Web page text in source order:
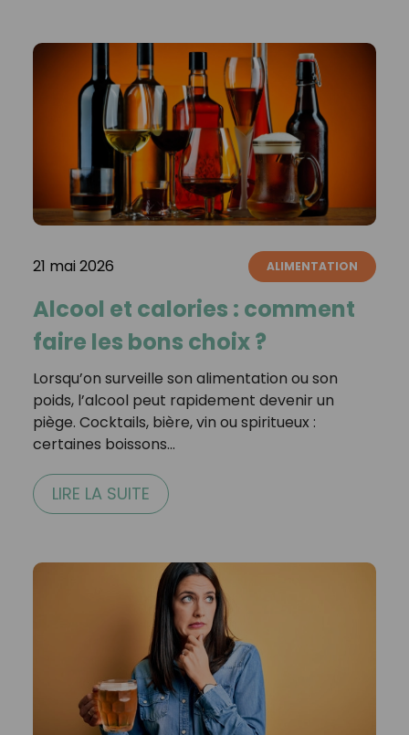
21 mai 2026 ALIMENTATION
Alcool et calories : comment
faire les bons choix ?
Lorsqu’on surveille son alimentation ou son
poids, l’alcool peut rapidement devenir un
piège. Cocktails, bière, vin ou spiritueux :
certaines boissons…
LIRE LA SUITE